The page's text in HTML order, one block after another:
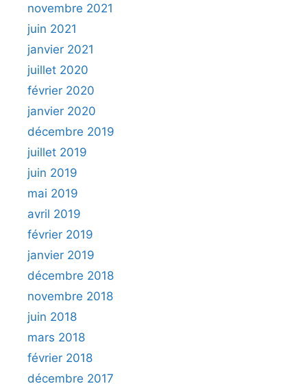
novembre 2021
juin 2021
janvier 2021
juillet 2020
février 2020
janvier 2020
décembre 2019
juillet 2019
juin 2019
mai 2019
avril 2019
février 2019
janvier 2019
décembre 2018
novembre 2018
juin 2018
mars 2018
février 2018
décembre 2017